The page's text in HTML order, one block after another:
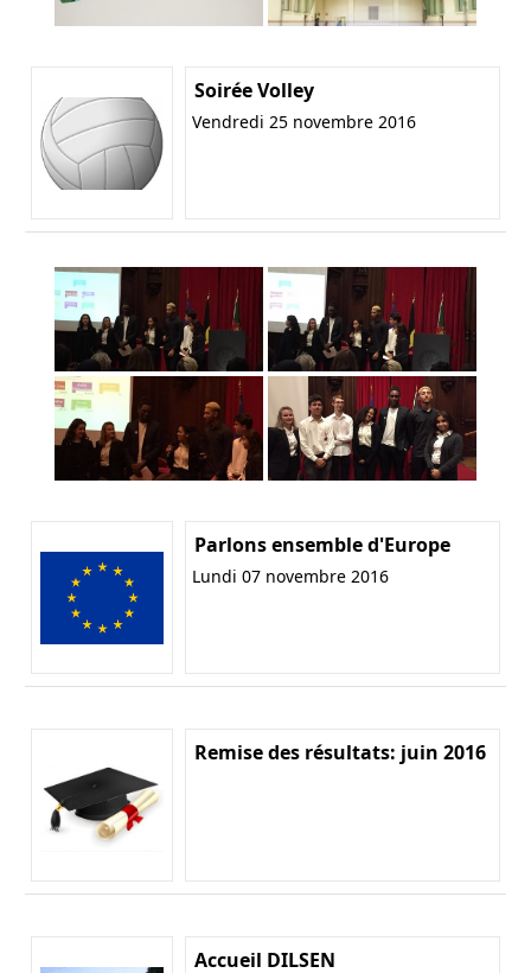
Soirée Volley
Vendredi 25 novembre 2016
Parlons ensemble d'Europe
Lundi 07 novembre 2016
Remise des résultats: juin 2016
Accueil DILSEN